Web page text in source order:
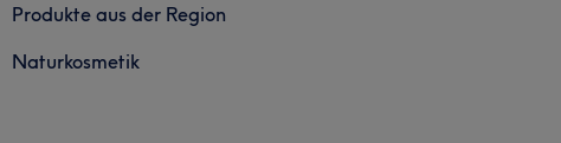
Produkte aus der Region
Naturkosmetik